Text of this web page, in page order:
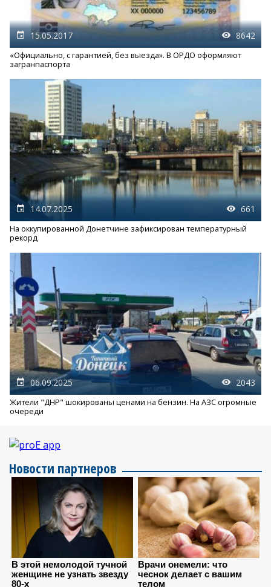
15.05.2017 8642
«Официально, с гарантией, без выезда». В ОРДО оформляют
загранпаспорта
14.07.2025 661
На оккупированной Донетчине зафиксирован температурный
рекорд
06.09.2025 2043
Жители "ДНР" шокированы ценами на бензин. На АЗС огромные
очереди
Новости партнеров